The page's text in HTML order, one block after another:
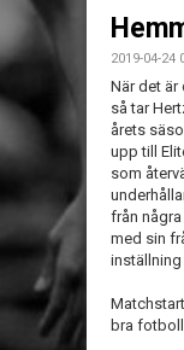
2019-04-24
När det är
så tar
årets
upp till
som
från
med sin
bra